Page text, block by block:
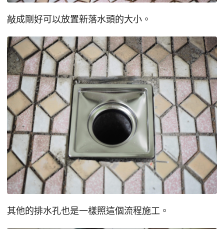
敲成剛好可以放置新落水頭的大小。
其他的排水孔也是一樣照這個流程施工。